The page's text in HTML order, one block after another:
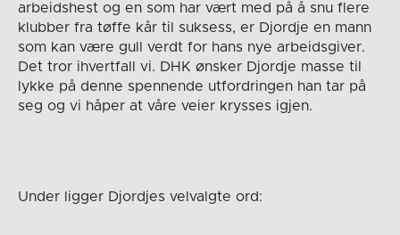
arbeidshest og en som har vært med på å snu flere
klubber fra tøffe kår til suksess, er Djordje en mann
som kan være gull verdt for hans nye arbeidsgiver.
Det tror ihvertfall vi. DHK ønsker Djordje masse til
lykke på denne spennende utfordringen han tar på
seg og vi håper at våre veier krysses igjen.
Under ligger Djordjes velvalgte ord: